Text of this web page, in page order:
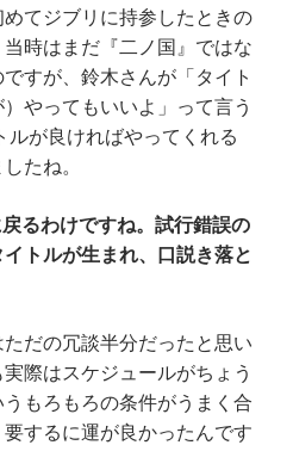
めてジブリに持参したときの
時はまだ『二ノ国』ではな
すが、鈴木さんが「タイト
やってもいいよ」って言う
が良ければやってくれる
たね。
るわけですね。試行錯誤の
トルが生まれ、口説き落と
だの冗談半分だったと思い
際はスケジュールがちょう
もろもろの条件がうまく合
するに運が良かったんです